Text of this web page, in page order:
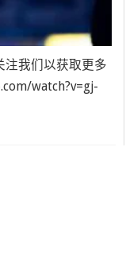
我们以获取更多
watch?v=gj-